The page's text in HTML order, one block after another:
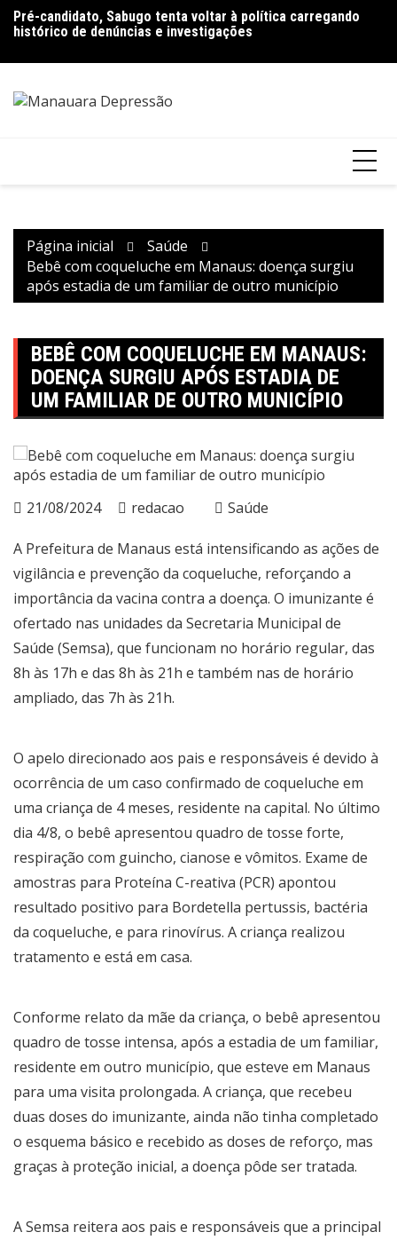
para
conteúdo
Pré-candidato, Sabugo tenta voltar à política carregando
histórico de denúncias e investigações
Bolsonaro pede ao STF para receber os filhos no Dia dos
Pais
Página inicial
Saúde
Bebê com coqueluche em Manaus: doença surgiu
após estadia de um familiar de outro município
BEBÊ COM COQUELUCHE EM MANAUS:
DOENÇA SURGIU APÓS ESTADIA DE
UM FAMILIAR DE OUTRO MUNICÍPIO
21/08/2024 redacao Saúde
A Prefeitura de Manaus está intensificando as ações de
vigilância e prevenção da coqueluche, reforçando a
importância da vacina contra a doença. O imunizante é
ofertado nas unidades da Secretaria Municipal de
Saúde (Semsa), que funcionam no horário regular, das
8h às 17h e das 8h às 21h e também nas de horário
ampliado, das 7h às 21h.
O apelo direcionado aos pais e responsáveis é devido à
ocorrência de um caso confirmado de coqueluche em
uma criança de 4 meses, residente na capital. No último
dia 4/8, o bebê apresentou quadro de tosse forte,
respiração com guincho, cianose e vômitos. Exame de
amostras para Proteína C-reativa (PCR) apontou
resultado positivo para Bordetella pertussis, bactéria
da coqueluche, e para rinovírus. A criança realizou
tratamento e está em casa.
Conforme relato da mãe da criança, o bebê apresentou
quadro de tosse intensa, após a estadia de um familiar,
residente em outro município, que esteve em Manaus
para uma visita prolongada. A criança, que recebeu
duas doses do imunizante, ainda não tinha completado
o esquema básico e recebido as doses de reforço, mas
graças à proteção inicial, a doença pôde ser tratada.
A Semsa reitera aos pais e responsáveis que a principal